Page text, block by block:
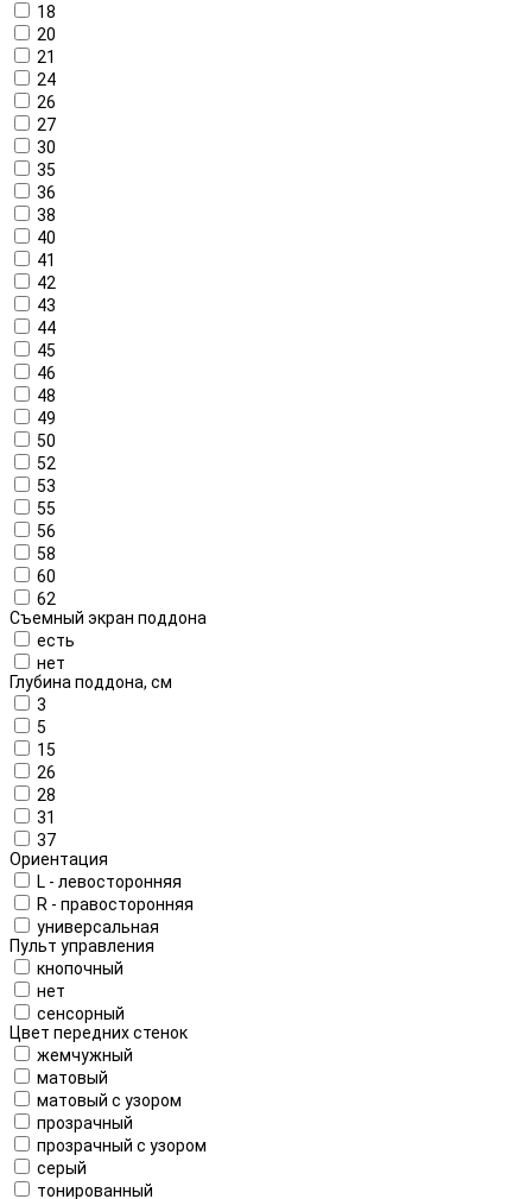
18
20
21
24
26
27
30
35
36
38
40
41
42
43
44
45
46
48
49
50
52
53
55
56
58
60
62
Съемный экран поддона
есть
нет
Глубина поддона, см
3
5
15
26
28
31
37
Ориентация
L - левосторонняя
R - правосторонняя
универсальная
Пульт управления
кнопочный
нет
сенсорный
Цвет передних стенок
жемчужный
матовый
матовый с узором
прозрачный
прозрачный с узором
серый
тонированный